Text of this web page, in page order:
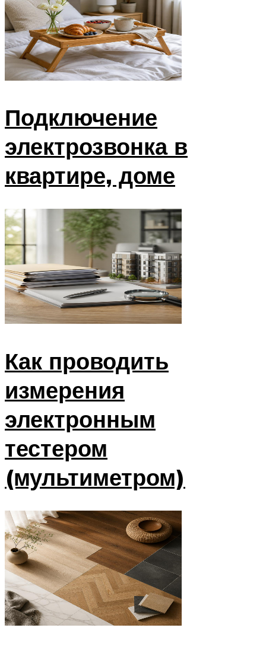
Подключение
электрозвонка в
квартире, доме
Как проводить
измерения
электронным
тестером
(мультиметром)